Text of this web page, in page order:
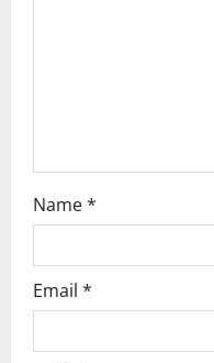
Name*
Email *